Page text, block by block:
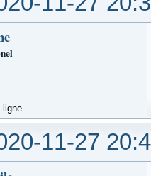
ligne
11-27